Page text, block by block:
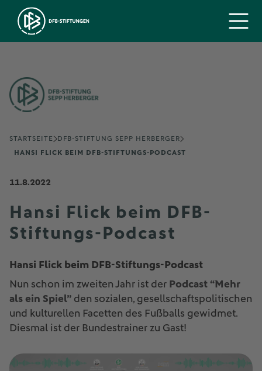
STARTSEITE
DFB-STIFTUNG SEPP HERBERGER
HANSI FLICK BEIM DFB-STIFTUNGS-PODCAST
11.8.2022
Hansi Flick beim DFB-
Stiftungs-Podcast
Hansi Flick beim DFB-Stiftungs-Podcast
Nun schon im zweiten Jahr ist der Podcast “Mehr
als ein Spiel” den sozialen, gesellschaftspolitischen
und kulturellen Facetten des Fußballs gewidmet.
Diesmal ist der Bundestrainer zu Gast!